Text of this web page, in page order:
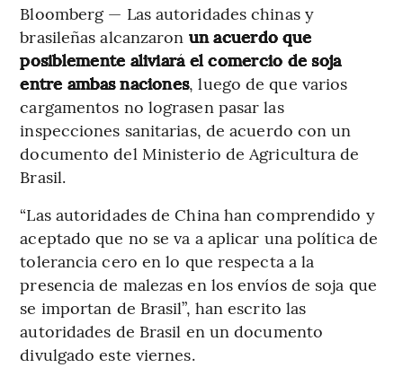
Bloomberg — Las autoridades chinas y
brasileñas alcanzaron un acuerdo que
posiblemente aliviará el comercio de soja
entre ambas naciones, luego de que varios
cargamentos no lograsen pasar las
inspecciones sanitarias, de acuerdo con un
documento del Ministerio de Agricultura de
Brasil.
“Las autoridades de China han comprendido y
aceptado que no se va a aplicar una política de
tolerancia cero en lo que respecta a la
presencia de malezas en los envíos de soja que
se importan de Brasil”, han escrito las
autoridades de Brasil en un documento
divulgado este viernes.